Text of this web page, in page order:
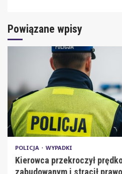
Powiązane wpisy
POLICJA WYPADKI
Kierowca przekroczył
zabudowanym i stracił